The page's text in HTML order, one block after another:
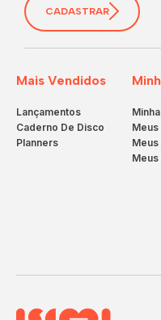
Mais Vendidos
Lançamentos
Caderno De Disco
Planners
CADASTRAR